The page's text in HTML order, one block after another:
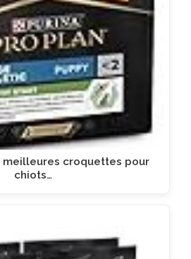
meilleures croquettes pour
chiots…